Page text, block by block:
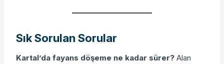
Sık Sorulan Sorular
Kartal’da fayans döşeme ne kadar sürer? Alan